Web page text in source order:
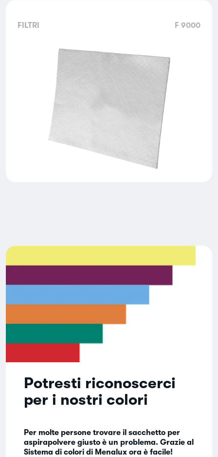
FILTRI F 9000
Potresti riconoscerci
per i nostri colori
Per molte persone trovare il sacchetto per
aspirapolvere giusto è un problema. Grazie al
Sistema di colori di Menalux ora è facile!